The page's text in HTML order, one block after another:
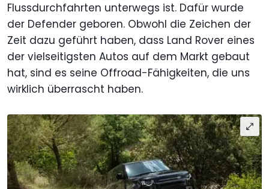
Flussdurchfahrten unterwegs ist. Dafür wurde
der Defender geboren. Obwohl die Zeichen der
Zeit dazu geführt haben, dass Land Rover eines
der vielseitigsten Autos auf dem Markt gebaut
hat, sind es seine Offroad-Fähigkeiten, die uns
wirklich überrascht haben.